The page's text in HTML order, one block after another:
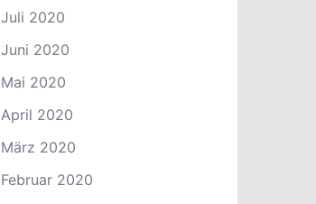
Juli 2020
Juni 2020
Mai 2020
April 2020
März 2020
Februar 2020